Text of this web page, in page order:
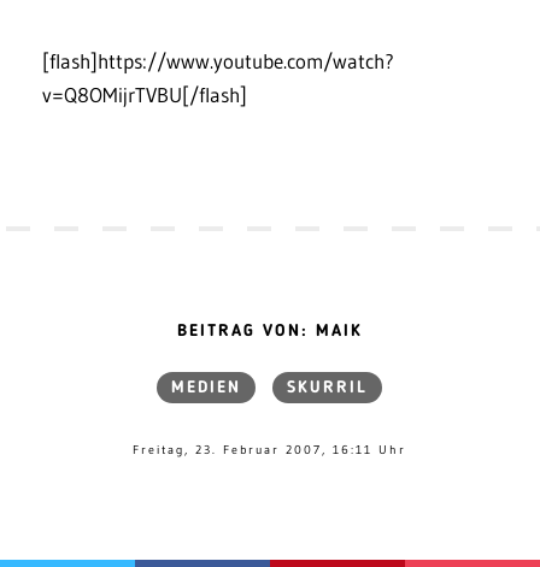
[flash]https://www.youtube.com/watch?
v=Q8OMijrTVBU[/flash]
BEITRAG VON: MAIK
MEDIEN SKURRIL
Freitag, 23. Februar 2007, 16:11 Uhr